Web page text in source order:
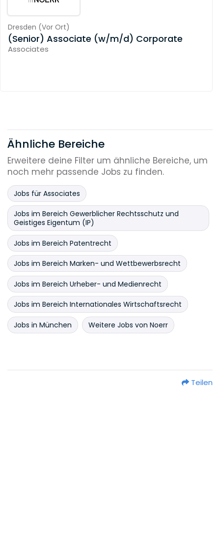
Dresden (Vor Ort)
(Senior) Associate (w/m/d) Corporate
Associates
Ähnliche Bereiche
Erweitere deine Filter um ähnliche Bereiche, um
noch mehr passende Jobs zu finden.
Jobs für Associates
Jobs im Bereich Gewerblicher Rechtsschutz und
Geistiges Eigentum (IP)
Jobs im Bereich Patentrecht
Jobs im Bereich Marken- und Wettbewerbsrecht
Jobs im Bereich Urheber- und Medienrecht
Jobs im Bereich Internationales Wirtschaftsrecht
Jobs in München Weitere Jobs von Noerr
Teilen